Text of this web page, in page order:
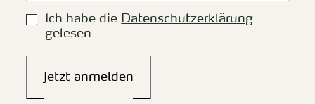
Ich habe die Datenschutzerklärung
gelesen.
Jetzt anmelden